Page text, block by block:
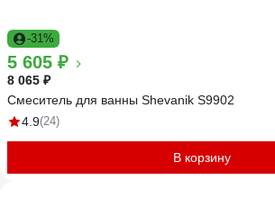
-31%
5 605 ₽
8 065 ₽
Смеситель для ванны Shevanik S9902
4.9(24)
В корзину